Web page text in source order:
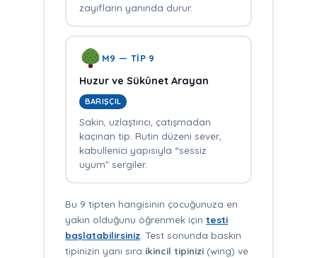
zayıfların yanında durur.
M9 — TİP 9
Huzur ve Sükûnet Arayan
BARIŞÇIL
Sakin, uzlaştırıcı, çatışmadan
kaçınan tip. Rutin düzeni sever,
kabullenici yapısıyla “sessiz
uyum” sergiler.
Bu 9 tipten hangisinin çocuğunuza en
yakın olduğunu öğrenmek içintesti
başlatabilirsiniz . Test sonunda baskın
tipinizin yanı sıra ikincil tipinizi (wing) ve